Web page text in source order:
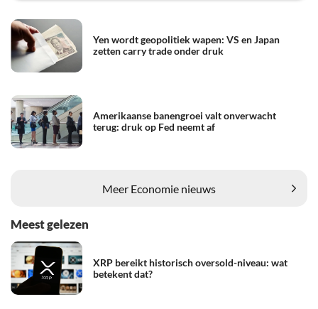
Yen wordt geopolitiek wapen: VS en Japan
zetten carry trade onder druk
Amerikaanse banengroei valt onverwacht
terug: druk op Fed neemt af
Meer Economie nieuws
Meest gelezen
XRP bereikt historisch oversold-niveau: wat
betekent dat?